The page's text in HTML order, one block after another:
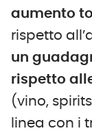
aumento
rispetto
un
rispetto
(vino,
linea con i